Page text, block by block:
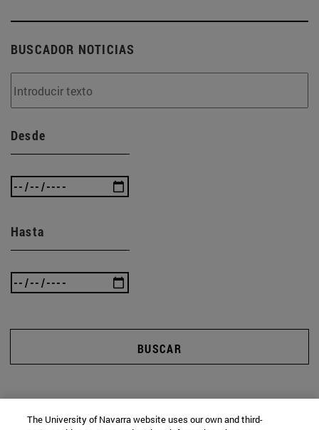
BUSCADOR NOTICIAS
Desde
Hasta
BUSCAR
The University of Navarra website uses our own and third-